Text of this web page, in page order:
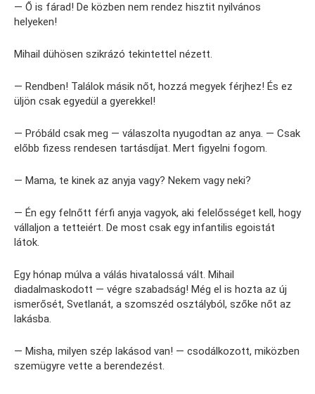
— Ő is fárad! De közben nem rendez hisztit nyilvános
helyeken!
Mihail dühösen szikrázó tekintettel nézett.
— Rendben! Találok másik nőt, hozzá megyek férjhez! És ez
üljön csak egyedül a gyerekkel!
— Próbáld csak meg — válaszolta nyugodtan az anya. — Csak
előbb fizess rendesen tartásdíjat. Mert figyelni fogom.
— Mama, te kinek az anyja vagy? Nekem vagy neki?
— Én egy felnőtt férfi anyja vagyok, aki felelősséget kell, hogy
vállaljon a tetteiért. De most csak egy infantilis egoistát
látok.
Egy hónap múlva a válás hivatalossá vált. Mihail
diadalmaskodott — végre szabadság! Még el is hozta az új
ismerősét, Svetlanát, a szomszéd osztályból, szőke nőt az
lakásba.
— Misha, milyen szép lakásod van! — csodálkozott, miközben
szemügyre vette a berendezést.